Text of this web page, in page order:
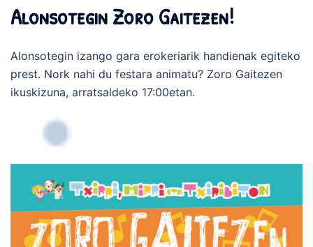
Alonsotegin Zoro Gaitezen!
Alonsotegin izango gara erokeriarik handienak egiteko
prest. Nork nahi du festara animatu? Zoro Gaitezen
ikuskizuna, arratsaldeko 17:00etan.